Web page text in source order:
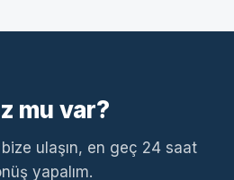
mu var?
ulaşın, en geç 24 saat
yapalım.